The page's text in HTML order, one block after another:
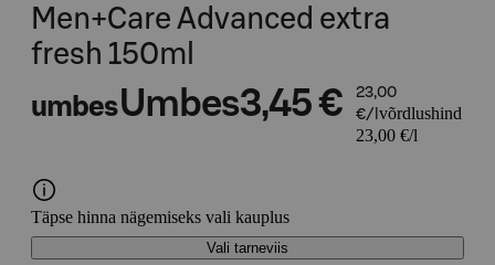
Men+Care Advanced extra
fresh 150ml
umbesUmbes3,45 €
23,00
€/l võrdlushind
23,00 €/l
Täpse hinna nägemiseks vali kauplus
Vali tarneviis